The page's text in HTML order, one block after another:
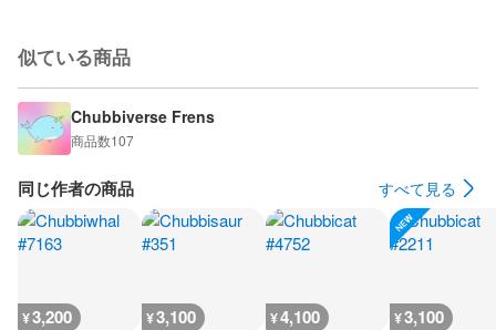
似ている商品
Chubbiverse Frens
商品数107
同じ作者の商品 すべて見る
¥3,200 ¥3,100 ¥4,100 ¥3,100